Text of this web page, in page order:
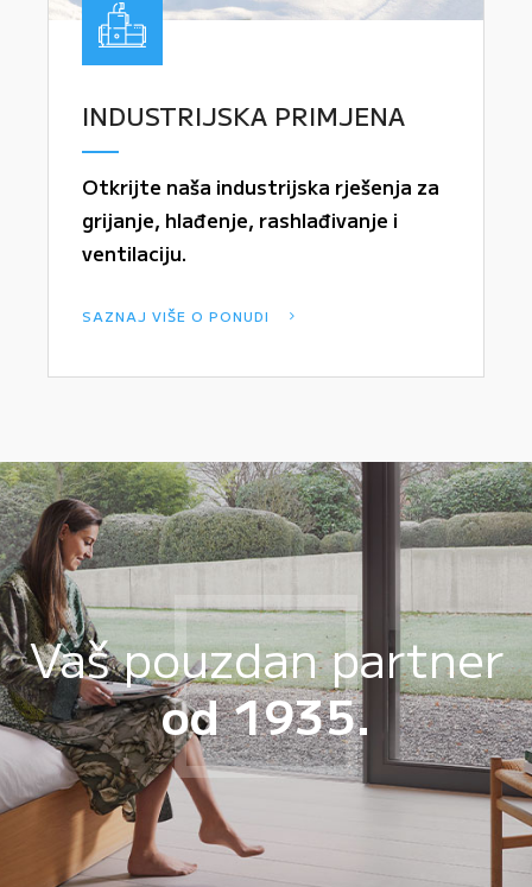
INDUSTRIJSKA PRIMJENA
Otkrijte naša industrijska rješenja za
grijanje, hlađenje, rashlađivanje i
ventilaciju.
SAZNAJ VIŠE O PONUDI
Vaš pouzdan partner
od 1935.